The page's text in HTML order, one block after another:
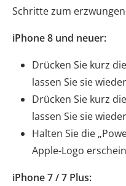
Schritte zum
iPhone 8 und neuer:
Drücken Sie kurz
lassen Sie sie
Drücken Sie kurz
lassen Sie sie
Halten Sie die
Apple-Logo
iPhone 7 / 7 Plus: